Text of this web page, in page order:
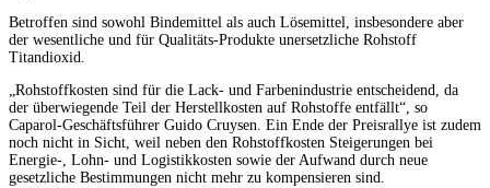
Betroffen sind sowohl Bindemittel als auch Lösemittel, insbesondere aber
der wesentliche und für Qualitäts-Produkte unersetzliche Rohstoff
Titandioxid.
„Rohstoffkosten sind für die Lack- und Farbenindustrie entscheidend, da
der überwiegende Teil der Herstellkosten auf Rohstoffe entfällt“, so
Caparol-Geschäftsführer Guido Cruysen. Ein Ende der Preisrallye ist zudem
noch nicht in Sicht, weil neben den Rohstoffkosten Steigerungen bei
Energie-, Lohn- und Logistikkosten sowie der Aufwand durch neue
gesetzliche Bestimmungen nicht mehr zu kompensieren sind.